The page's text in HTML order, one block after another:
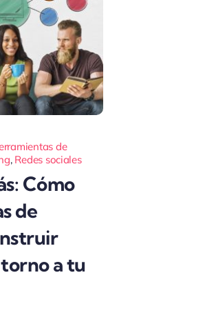
de
, Redes sociales
Cómo
de
a tu